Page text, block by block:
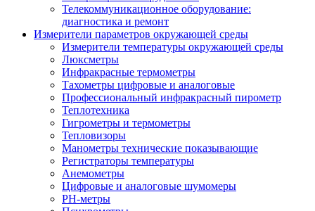
Телекоммуникационное оборудование:
диагностика и ремонт
Измерители параметров окружающей среды
Измерители температуры окружающей среды
Люксметры
Инфракрасные термометры
Тахометры цифровые и аналоговые
Профессиональный инфракрасный пирометр
Теплотехника
Гигрометры и термометры
Тепловизоры
Манометры технические показывающие
Регистраторы температуры
Анемометры
Цифровые и аналоговые шумомеры
PH-метры